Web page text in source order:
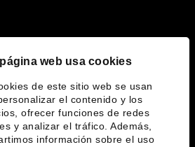
web usa cookies
de este sitio web se usan
el contenido y los
ofrecer funciones de redes
y analizar el tráfico. Además,
información sobre el uso
Foro
idiomas